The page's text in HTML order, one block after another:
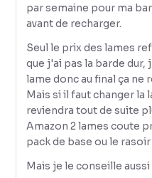
par semaine pour ma
avant de recharger.
Seul le prix des lames
que j'ai pas la barde dur,
lame donc au final ça ne
Mais si il faut changer
reviendra tout de suite
Amazon 2 lames coute
pack de base ou le
Mais je le conseille